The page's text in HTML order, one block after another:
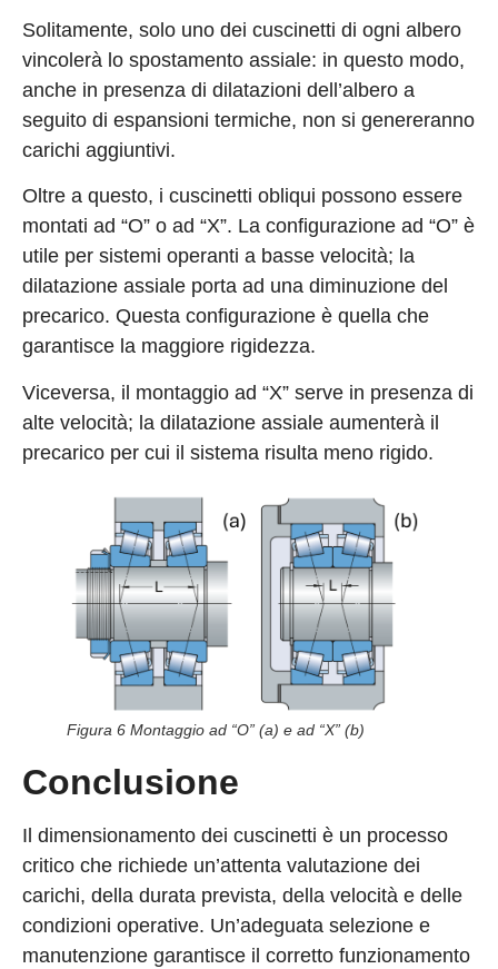
Solitamente, solo uno dei cuscinetti di ogni albero
vincolerà lo spostamento assiale: in questo modo,
anche in presenza di dilatazioni dell’albero a
seguito di espansioni termiche, non si genereranno
carichi aggiuntivi.
Oltre a questo, i cuscinetti obliqui possono essere
montati ad “O” o ad “X”. La configurazione ad “O” è
utile per sistemi operanti a basse velocità; la
dilatazione assiale porta ad una diminuzione del
precarico. Questa configurazione è quella che
garantisce la maggiore rigidezza.
Viceversa, il montaggio ad “X” serve in presenza di
alte velocità; la dilatazione assiale aumenterà il
precarico per cui il sistema risulta meno rigido.
Figura 6 Montaggio ad “O” (a) e ad “X” (b)
Conclusione
Il dimensionamento dei cuscinetti è un processo
critico che richiede un’attenta valutazione dei
carichi, della durata prevista, della velocità e delle
condizioni operative. Un’adeguata selezione e
manutenzione garantisce il corretto funzionamento